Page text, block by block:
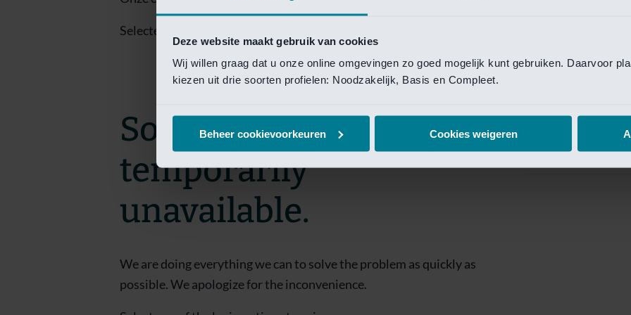
Deze website maakt gebruik van cookies
Wij willen graag dat u onze online omgevingen zo goed mogelijk kunt gebruiken. Daarvoor
kiezen uit drie soorten profielen: Noodzakelijk, Basis en Compleet.
Beheer cookievoorkeuren Cookies weigeren
Van Lanschot
Selecteer een van de login opties om toegang te krijgen.
Sorry! This page is
temporarily
unavailable.
We are doing everything we can to solve the problem as quickly as
possible. We apologize for the inconvenience.